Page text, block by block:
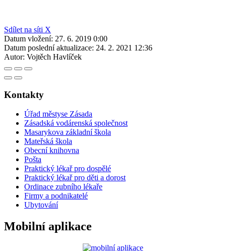
Sdílet na síti X
Datum vložení: 27. 6. 2019 0:00
Datum poslední aktualizace: 24. 2. 2021 12:36
Autor: Vojtěch Havlíček
Kontakty
Úřad městyse Zásada
Zásadská vodárenská společnost
Masarykova základní škola
Mateřská škola
Obecní knihovna
Pošta
Praktický lékař pro dospělé
Praktický lékař pro děti a dorost
Ordinace zubního lékaře
Firmy a podnikatelé
Ubytování
Mobilní aplikace